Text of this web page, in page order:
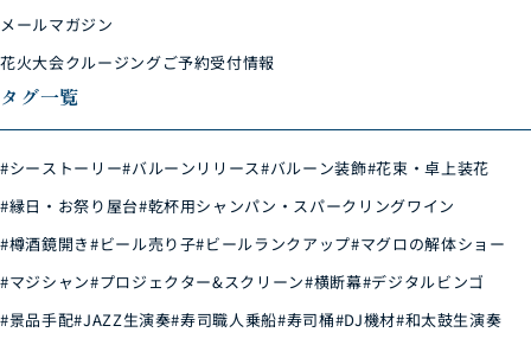
メールマガジン
花火大会クルージングご予約受付情報
タグ一覧
#シーストーリー#バルーンリリース#バルーン装飾#花束・卓上装花
#縁日・お祭り屋台#乾杯用シャンパン・スパークリングワイン
#樽酒鏡開き#ビール売り子#ビールランクアップ#マグロの解体ショー
#マジシャン#プロジェクター&スクリーン#横断幕#デジタルビンゴ
#景品手配#JAZZ生演奏#寿司職人乗船#寿司桶#DJ機材#和太鼓生演奏